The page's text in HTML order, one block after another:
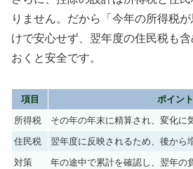
りません。だから「今年の所得税
けで安心せず、翌年度の住民税も
おくと安全です。
項目
ポイント
所得税
その年の年末に精算され、変化に
住民税
翌年度に反映されるため、後から
対策
年の途中で累計を確認し、翌年の